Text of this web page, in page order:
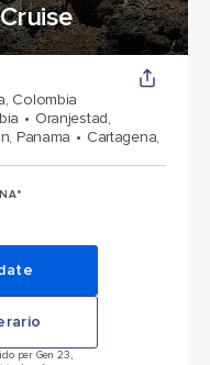
Colombia
Oranjestad,
Panama
Cartagena,
per Gen 23,